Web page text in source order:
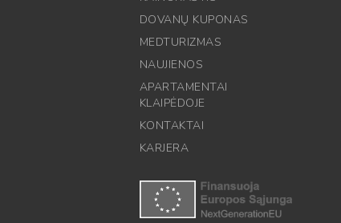
DOVANŲ KUPONAS
MEDTURIZMAS
NAUJIENOS
APARTAMENTAI
KLAIPĖDOJE
KONTAKTAI
KARJERA